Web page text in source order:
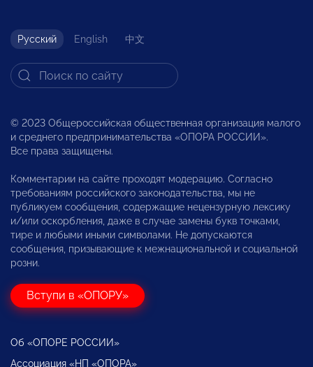
Русский English 中文
© 2023 Общероссийская общественная организация малого
и среднего предпринимательства «ОПОРА РОССИИ».
Все права защищены.
Комментарии на сайте проходят модерацию. Согласно
требованиям российского законодательства, мы не
публикуем сообщения, содержащие нецензурную лексику
и/или оскорбления, даже в случае замены букв точками,
тире и любыми иными символами. Не допускаются
сообщения, призывающие к межнациональной и социальной
розни.
Вступи в «ОПОРУ»
Об «ОПОРЕ РОССИИ»
Ассоциация «НП «ОПОРА»